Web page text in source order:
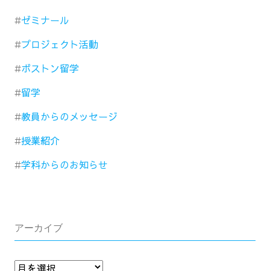
ゼミナール
プロジェクト活動
ボストン留学
留学
教員からのメッセージ
授業紹介
学科からのお知らせ
アーカイブ